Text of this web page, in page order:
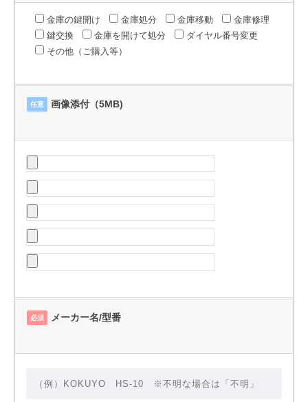
金庫の鍵開け 金庫処分 金庫移動
金庫修理
鍵交換
金庫を開けて処分
ダイヤル番号変更
その他（ご購入等）
任意 画像添付（5MB)
必須 メーカー名/型番